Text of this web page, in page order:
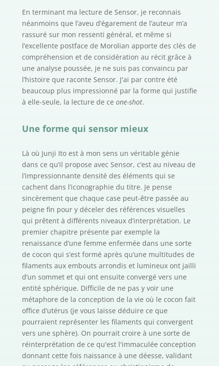
En terminant ma lecture de Sensor, je reconnais
néanmoins que l’aveu d’égarement de l’auteur m’a
rassuré sur mon ressenti général, et même si
l’excellente postface de Morolian apporte des clés de
compréhension et de considération au récit grâce à
une analyse poussée, je ne suis pas convaincu par
l’histoire que raconte Sensor. J'ai par contre été
beaucoup plus impressionné par la forme qui justifie
à elle-seule, la lecture de ce one-shot.
Une forme qui sensor mieux
Là où Junji Ito est à mon sens un véritable génie
dans ce qu’il propose avec Sensor, c’est au niveau de
l’impressionnante densité des éléments qui se
cachent dans l’iconographie du titre. Je pense
sincèrement que chaque case peut-être passée au
peigne fin pour y déceler des références visuelles
qui prêtent à différents niveaux d’interprétation. Le
premier chapitre présente par exemple la
renaissance d’une femme enfermée dans une sorte
de cocon qui s’est formé après qu’une multitudes de
filaments aux embouts arrondis et lumineux ont jailli
d’un sommet et qui ont ensuite convergé vers une
entité sphérique. Difficile de ne pas y voir une
métaphore de la conception de la vie où le cocon fait
office d’utérus (je vous laisse déduire ce que
pourraient représenter les filaments qui convergent
vers une sphère). On pourrait croire à une sorte de
réinterprétation de ce qu'est l'immaculée conception
donnant cette fois naissance à une déesse, validant